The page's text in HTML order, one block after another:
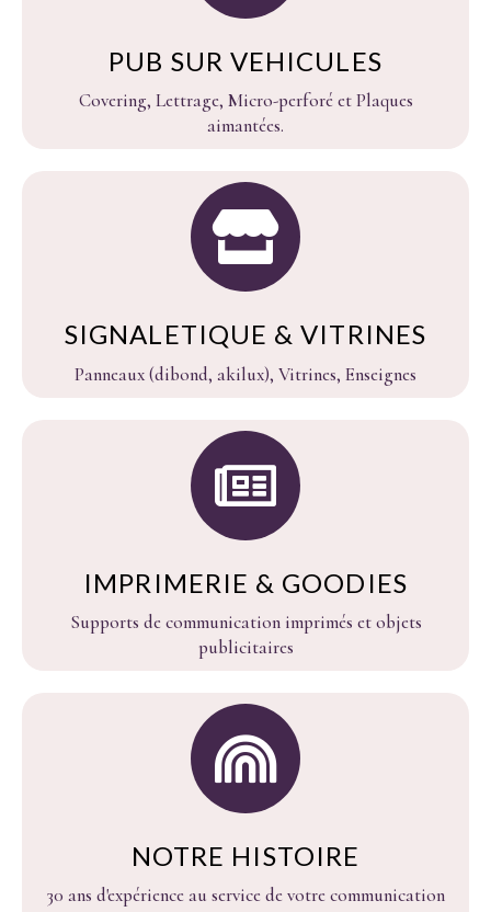
PUB SUR VEHICULES
Covering, Lettrage, Micro-perforé et Plaques
aimantées.
SIGNALETIQUE & VITRINES
Panneaux (dibond, akilux), Vitrines, Enseignes
IMPRIMERIE & GOODIES
Supports de communication imprimés et objets
publicitaires
NOTRE HISTOIRE
30 ans d'expérience au service de votre communication